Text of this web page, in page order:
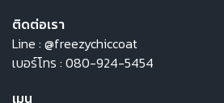
ติดต่อเรา
Line : @freezychiccoat
เบอร์โทร : 080-924-5454
เมนู